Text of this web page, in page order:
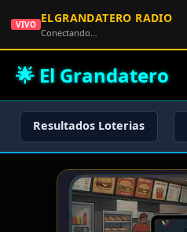
🌟 El Grandatero
Resultados Loterias
VIVO ELGRANDATERO RADIO
Conectando…